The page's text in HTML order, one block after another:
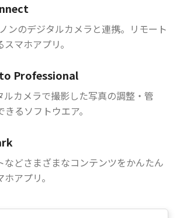
ンのデジタルカメラと連携。リモート
マホアプリ。
Professional
ルカメラで撮影した写真の調整・管
るソフトウエア。
などさまざまなコンテンツをかんたん
アプリ。